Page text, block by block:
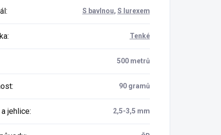
: S bavlnou, S lurexem
: Tenké
500 metrů
: 90 gramů
a jehlice: 2,5-3,5 mm